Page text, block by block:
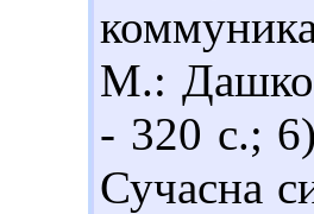
М.:
- 320 с.;
Сучасна